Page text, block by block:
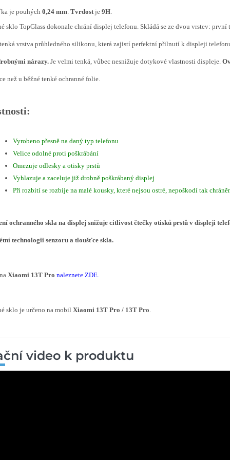
je pouhých 0,24 mm. Tvrdostje 9H.
sklo TopGlass dokonale chrání displej telefonu. Skládá se ze dvou vrstev:
vrstva průhledného silikonu, která zajistí perfektní přilnutí k displeji
nárazy. Je velmi tenká, vůbec nesnižuje dotykové vlastnosti displeje.
než u běžné tenké ochranné folie.
Vyrobeno přesně na daný typ telefonu
Velice odolné proti poškrábání
Omezuje odlesky a otisky prstů
Vyhlazuje a zaceluje již drobně poškrábaný displej
Při rozbití se rozbije na malé kousky, které nejsou ostré, nepoškodí tak
ochranného skla na displej snižuje citlivost čtečky otisků prstů v displeji
technologii senzoru a tloušťce skla.
Xiaomi 13T Pro naleznete ZDE.
sklo je určeno na mobil Xiaomi 13T Pro / 13T Pro.
video k produktu